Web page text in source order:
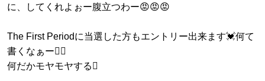
に、してくれよぉー腹立つわー😡😡😡
The First Periodに当選した方もエントリー出来ます💓何て
書くなぁー❤️‍🔥
何だかモヤモヤする🫩